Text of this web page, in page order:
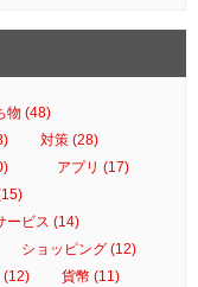
物 (48)
対策 (28)
アプリ (17)
ービス (14)
ショッピング (12)
(12)
貨幣 (11)